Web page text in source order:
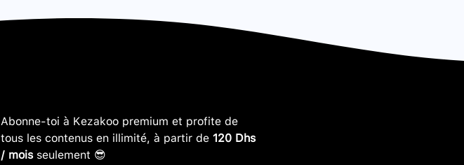
Abonne-toi à Kezakoo premium et profite de
tous les contenus en illimité, à partir de 120 Dhs
/ moisseulement 😎